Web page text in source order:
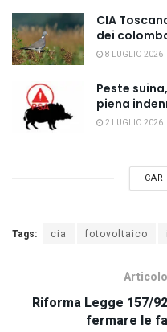
CIA
dei
8 LUGLIO 2026
Peste
piena
2 LUGLIO 2026
Tags: cia fotovoltaico
Riforma Legge 157/
fermare le